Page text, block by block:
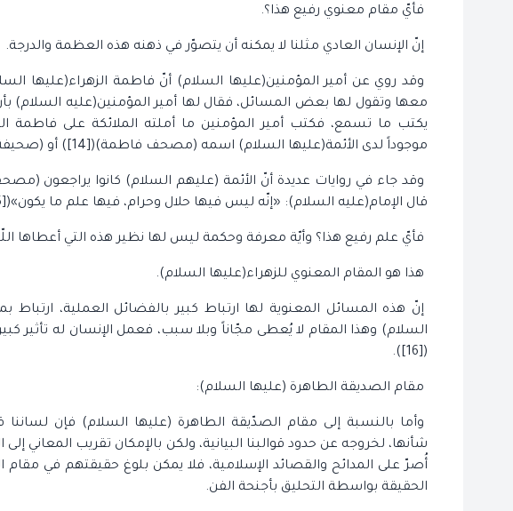
فأيّ مقام معنوي رفيع هذا؟.
إنّ الإنسان العادي مثلنا لا يمكنه أن يتصوّر في ذهنه هذه العظمة والدرجة.
وقد روي عن أمير المؤمنين(عليها السلام) أنّ فاطمة الزهراء(عليها
معها وتقول لها بعض المسائل، فقال لها أمير المؤمنين(عليه
يكتب ما تسمع، فكتب أمير المؤمنين ما أملته الملائكة على فاطمة
موجوداً لدى الأئمة(عليها السلام) اسمه (مصحف فاطمة)([14]) أو (صحيفة فاطمة).
وقد جاء في روايات عديدة أنّ الأئمة (عليهم السلام) كانوا يراجعون
قال الإمام(عليه السلام): «إنّه ليس فيها حلال وحرام، فيها علم ما يكون»([15]).
فأيّ علم رفيع هذا؟ وأيّة معرفة وحكمة ليس لها نظير هذه التي أعطاها
هذا هو المقام المعنوي للزهراء(عليها السلام).
إنّ هذه المسائل المعنوية لها ارتباط كبير بالفضائل العملية،
السلام) وهذا المقام لا يُعطى مجّاناً وبلا سبب، فعمل الإنسان له تأثير
([16]).
مقام الصديقة الطاهرة (عليها السلام):
وأما بالنسبة إلى مقام الصدّيقة الطاهرة (عليها السلام) فإن
شأنها، لخروجه عن حدود قوالبنا البيانية، ولكن بالإمكان تقريب المعاني
أُصرّ على المدائح والقصائد الإسلامية، فلا يمكن بلوغ حقيقتهم في
الحقيقة بواسطة التحليق بأجنحة الفن.